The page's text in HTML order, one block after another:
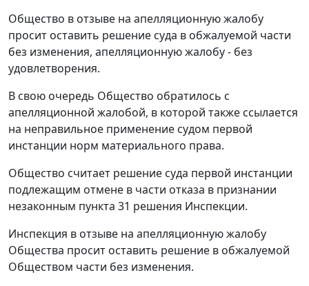
Общество в отзыве на апелляционную жалобу
просит оставить решение суда в обжалуемой части
без изменения, апелляционную жалобу - без
удовлетворения.
В свою очередь Общество обратилось с
апелляционной жалобой, в которой также ссылается
на неправильное применение судом первой
инстанции норм материального права.
Общество считает решение суда первой инстанции
подлежащим отмене в части отказа в признании
незаконным пункта 31 решения Инспекции.
Инспекция в отзыве на апелляционную жалобу
Общества просит оставить решение в обжалуемой
Обществом части без изменения.